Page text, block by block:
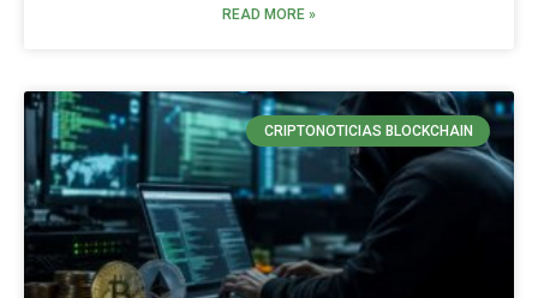
READ MORE »
CRIPTONOTICIAS BLOCKCHAIN